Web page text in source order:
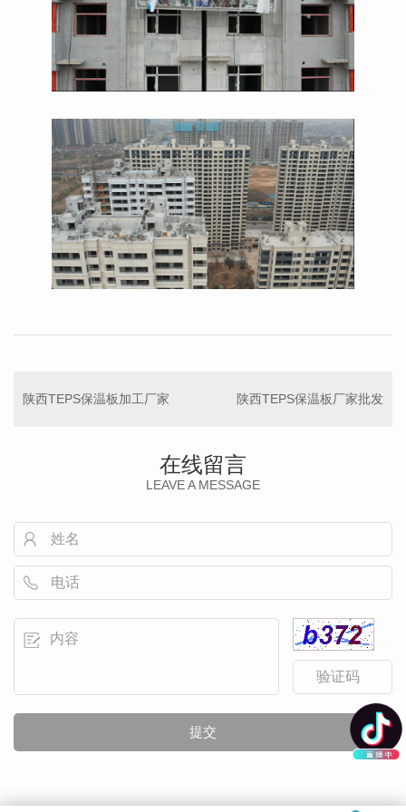
陕西TEPS保温板加工厂家 陕西TEPS保温板厂家批发
在线留言
LEAVE A MESSAGE